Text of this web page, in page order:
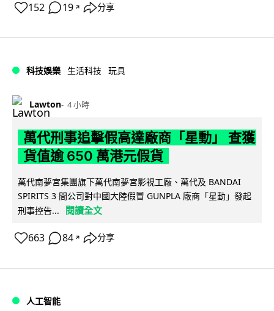
152 19 ↗ 分享
科技娛樂 生活科技 玩具
Lawton 4 小時
萬代刑事追擊假高達廠商「星動」 查獲
貨值逾 650 萬港元假貨
萬代南夢宮集團旗下萬代南夢宮影視工廠、萬代及 BANDAI
SPIRITS 3 間公司對中國大陸假冒 GUNPLA 廠商「星動」發起
刑事控告...
閱讀全文
663 84 ↗ 分享
人工智能